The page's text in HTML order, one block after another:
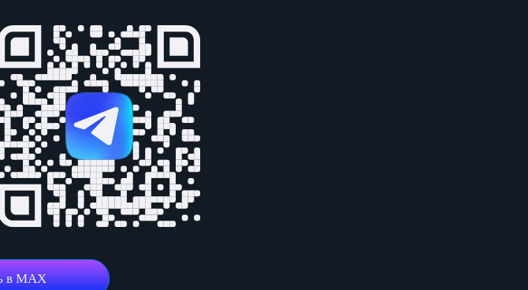
в MAX